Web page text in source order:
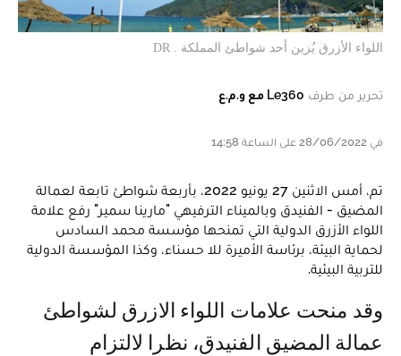
اللواء الأزرق يُزين أحد شواطئ المملكة . DR
تحرير من طرف Le360 مع و.م.ع
في 28/06/2022 على الساعة 14:58
تم، أمس الاثنين 27 يونيو 2022، بأربعة شواطئ تابعة لعمالة
المضيق - الفنيدق وبالميناء الترفيهي "مارينا سمير" رفع علامة
اللواء الأزرق الدولية التي تمنحها مؤسسة محمد السادس
لحماية البيئة، برئاسة الأميرة للا حسناء، وكذا المؤسسة الدولية
للتربية البيئية.
وقد منحت علامات اللواء الازرق لشواطئ
عمالة المضيق الفنيدق، نظرا لالتزام